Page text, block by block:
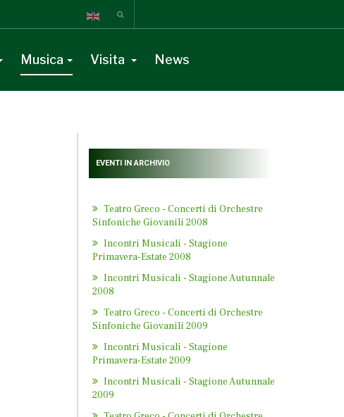
Musica Visita News
EVENTI IN ARCHIVIO
Teatro Greco - Concerti di Orchestre
Sinfoniche Giovanili 2008
Incontri Musicali - Stagione
Primavera-Estate 2008
Incontri Musicali - Stagione Autunnale
2008
Teatro Greco - Concerti di Orchestre
Sinfoniche Giovanili 2009
Incontri Musicali - Stagione
Primavera-Estate 2009
Incontri Musicali - Stagione Autunnale
2009